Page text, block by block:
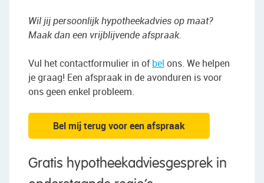
Wil jij persoonlijk hypotheekadvies op maat?
Maak dan een vrijblijvende afspraak.
Vul het contactformulier in ofbel ons. We helpen
je graag! Een afspraak in de avonduren is voor
ons geen enkel probleem.
Bel mij terug voor een afspraak
Gratis hypotheekadviesgesprek in